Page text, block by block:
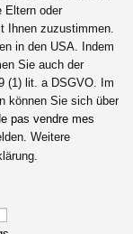
Eltern oder
Ihnen zuzustimmen.
in den USA. Indem
Sie auch der
(1) lit. a DSGVO. Im
können Sie sich über
pas vendre mes
Weitere